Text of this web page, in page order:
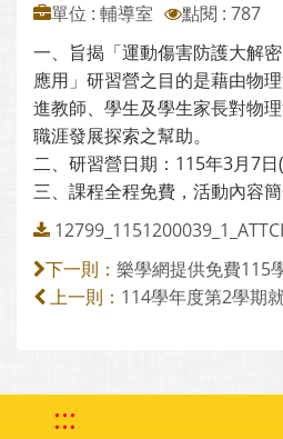
單位 : 輔導室
點閱 : 787
一、旨揭「運動傷害防護大解
應用」研習營之目的是藉由物
進教師、學生及學生家長對物
職涯發展探索之幫助。
二、研習營日期：115年3月7日
三、課程全程免費，活動內容簡
下一則： 樂學網提供免費115
上一則： 114學年度第2學期
:::